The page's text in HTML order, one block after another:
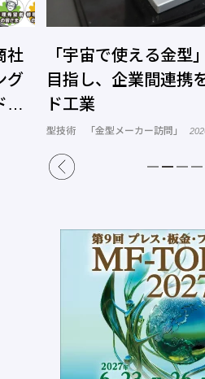
社
グ
ッ
「宇宙で使える金型
目指し、企業間連携
ド工業
型技術 「金型メーカー訪問」